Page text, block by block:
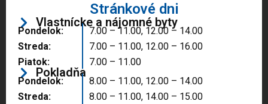
Stránkové dni
Vlastnícke a nájomné byty
Pondelok:
Streda:
Piatok:
7.00 – 11.00, 12.00 – 14.00
7.00 – 11.00, 12.00 – 16.00
7.00 – 11.00
Pokladňa
Pondelok:
Streda:
8.00 – 11.00, 12.00 – 14.00
8.00 – 11.00, 14.00 – 15.00